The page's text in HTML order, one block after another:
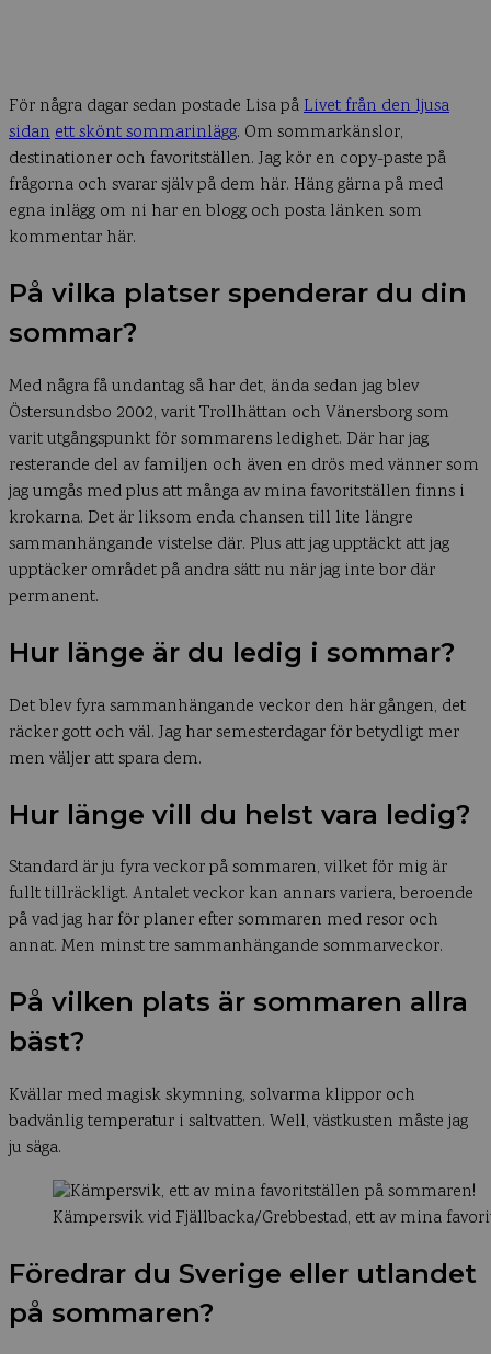
För några dagar sedan postade Lisa påLivet från den ljusa
sidanett skönt sommarinlägg. Om sommarkänslor,
destinationer och favoritställen. Jag kör en copy-paste på
frågorna och svarar själv på dem här. Häng gärna på med
egna inlägg om ni har en blogg och posta länken som
kommentar här.
På vilka platser spenderar du din
sommar?
Med några få undantag så har det, ända sedan jag blev
Östersundsbo 2002, varit Trollhättan och Vänersborg som
varit utgångspunkt för sommarens ledighet. Där har jag
resterande del av familjen och även en drös med vänner som
jag umgås med plus att många av mina favoritställen finns i
krokarna. Det är liksom enda chansen till lite längre
sammanhängande vistelse där. Plus att jag upptäckt att jag
upptäcker området på andra sätt nu när jag inte bor där
permanent.
Hur länge är du ledig i sommar?
Det blev fyra sammanhängande veckor den här gången, det
räcker gott och väl. Jag har semesterdagar för betydligt mer
men väljer att spara dem.
Hur länge vill du helst vara ledig?
Standard är ju fyra veckor på sommaren, vilket för mig är
fullt tillräckligt. Antalet veckor kan annars variera, beroende
på vad jag har för planer efter sommaren med resor och
annat. Men minst tre sammanhängande sommarveckor.
På vilken plats är sommaren allra
bäst?
Kvällar med magisk skymning, solvarma klippor och
badvänlig temperatur i saltvatten. Well, västkusten måste jag
ju säga.
Kämpersvik vid Fjällbacka/Grebbestad, ett av mina
Föredrar du Sverige eller utlandet
på sommaren?